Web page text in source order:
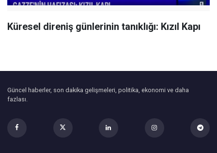
Küresel direniş günlerinin tanıklığı: Kızıl Kapı
Güncel haberler, son dakika gelişmeleri, politika, ekonomi ve daha
fazlası.